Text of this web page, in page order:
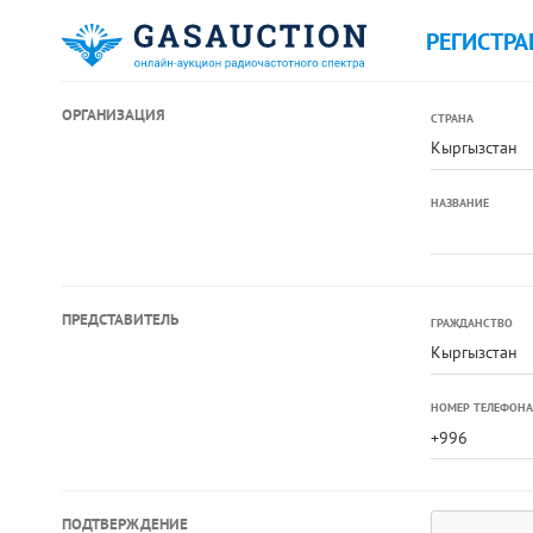
ОРГАНИЗАЦИЯ СТРАНА
Кыргызстан
НАЗВАНИЕ
ПРЕДСТАВИТЕЛЬ ГРАЖДАНСТВО
Кыргызстан
НОМЕР ТЕЛЕФОНА
ПОДТВЕРЖДЕНИЕ